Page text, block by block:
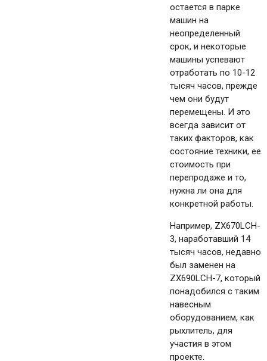
остается в парке
машин на
неопределенный
срок, и некоторые
машины успевают
отработать по 10-12
тысяч часов, прежде
чем они будут
перемещены. И это
всегда зависит от
таких факторов, как
состояние техники, ее
стоимость при
перепродаже и то,
нужна ли она для
конкретной работы.
Например, ZX670LCH-
3, наработавший 14
тысяч часов, недавно
был заменен на
ZX690LCH-7, который
понадобился с таким
навесным
оборудованием, как
рыхлитель, для
участия в этом
проекте.